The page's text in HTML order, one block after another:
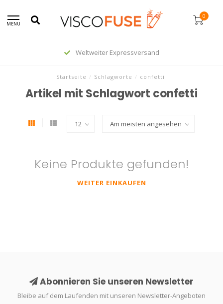
MENU
0
Weltweiter Expressversand
Startseite / Schlagworte / confetti
Artikel mit Schlagwort confetti
Keine Produkte gefunden!
WEITER EINKAUFEN
Abonnieren Sie unseren Newsletter
Bleibe auf dem Laufenden mit unseren Newsletter-Angeboten